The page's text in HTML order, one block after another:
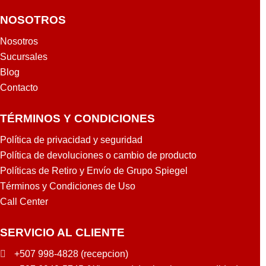
NOSOTROS
Nosotros
Sucursales
Blog
Contacto
TÉRMINOS Y CONDICIONES
Política de privacidad y seguridad
Política de devoluciones o cambio de producto
Políticas de Retiro y Envío de Grupo Spiegel
Términos y Condiciones de Uso
Call Center
SERVICIO AL CLIENTE
+507 998-4828 (recepcion)